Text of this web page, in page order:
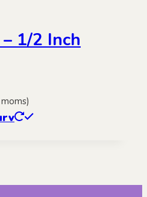
1/2 Inch